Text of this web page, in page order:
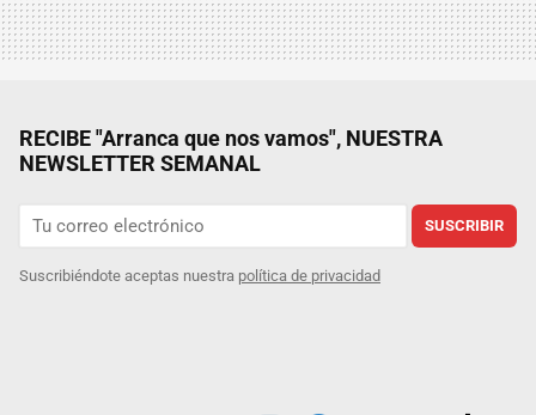
RECIBE "Arranca que nos vamos", NUESTRA
NEWSLETTER SEMANAL
SUSCRIBIR
Suscribiéndote aceptas nuestra política de privacidad